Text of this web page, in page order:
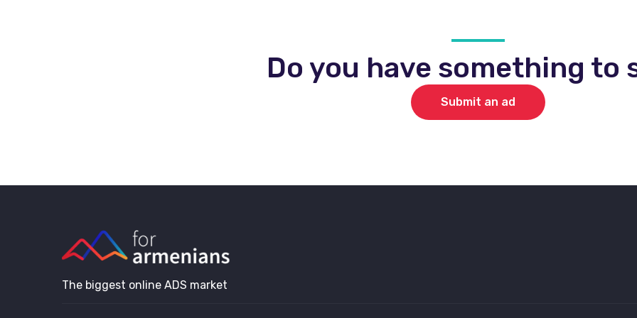
Do you have something to
Submit an ad
The biggest online ADS market